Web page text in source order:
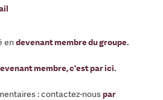
endevenant membre du groupe.
membre, c'est par ici.
: contactez-nouspar